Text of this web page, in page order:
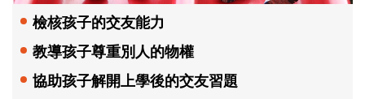
檢核孩子的交友能力
教導孩子尊重別人的物權
協助孩子解開上學後的交友習題